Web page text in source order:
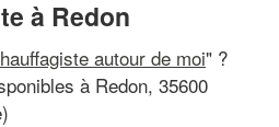
à Redon
autour de moi" ?
à Redon, 35600